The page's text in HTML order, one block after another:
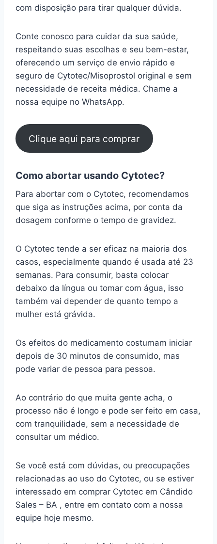
com disposição para tirar qualquer dúvida.
Conte conosco para cuidar da sua saúde,
respeitando suas escolhas e seu bem-estar,
oferecendo um serviço de envio rápido e
seguro de Cytotec/Misoprostol original e sem
necessidade de receita médica. Chame a
nossa equipe no WhatsApp.
Clique aqui para comprar
Como abortar usando Cytotec?
Para abortar com o Cytotec, recomendamos
que siga as instruções acima, por conta da
dosagem conforme o tempo de gravidez.
O Cytotec tende a ser eficaz na maioria dos
casos, especialmente quando é usada até 23
semanas. Para consumir, basta colocar
debaixo da língua ou tomar com água, isso
também vai depender de quanto tempo a
mulher está grávida.
Os efeitos do medicamento costumam iniciar
depois de 30 minutos de consumido, mas
pode variar de pessoa para pessoa.
Ao contrário do que muita gente acha, o
processo não é longo e pode ser feito em casa,
com tranquilidade, sem a necessidade de
consultar um médico.
Se você está com dúvidas, ou preocupações
relacionadas ao uso do Cytotec, ou se estiver
interessado em comprar Cytotec em Cândido
Sales – BA , entre em contato com a nossa
equipe hoje mesmo.